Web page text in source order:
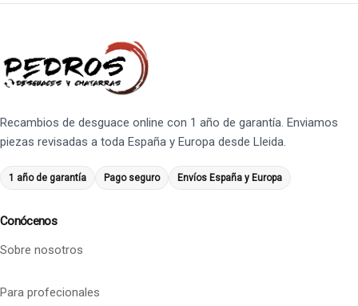
Recambios de desguace online con 1 año de garantía. Enviamos
piezas revisadas a toda España y Europa desde Lleida.
1 año de garantía Pago seguro Envíos España y Europa
Conócenos
Sobre nosotros
Para profecionales